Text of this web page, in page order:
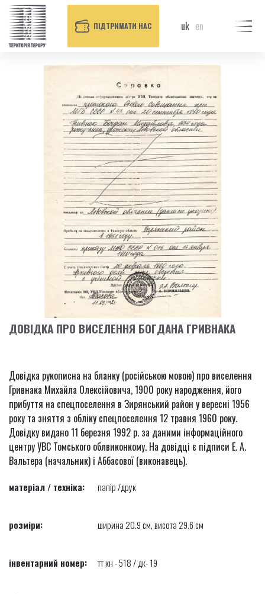
ПІДТРИМАТИ НАС uk en
ДОВІДКА ПРО ВИСЕЛЕННЯ БОГДАНА ГРИВНАКА
Довідка рукописна на бланку (російською мовою) про виселення
Гривнака Михайла Олексійовича, 1900 року народження, його
прибуття на спецпоселення в Зирянський район у вересні 1956
року та зняття з обліку спецпоселення 12 травня 1960 року.
Довідку видано 11 березня 1992 р. за даними інформаційного
центру УВС Томського облвиконкому. На довідці є підписи Е. А.
Вальтера (начальник) і Аббасової (виконавець).
матеріал / техніка: папір /друк
розміри: ширина 20.9 см, висота 29.6 см
інвентарний номер: тт кн - 518 / дк- 19